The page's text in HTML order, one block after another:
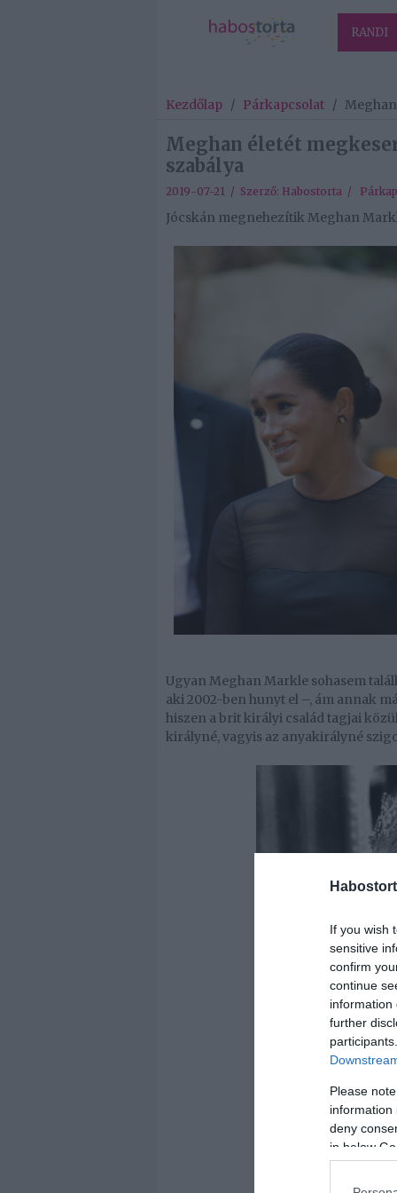
If you wish
sensitive
confirm
continue
information
further
Please
information
deny
in below
RANDI
Kezdőlap / Párkapcsolat /
Meghan életét
szabálya
2019-07-21 / Szerző: Habostorta /
Jócskán megnehezítik Meghan
Ugyan Meghan Markle sohasem
aki 2002-ben hunyt el –, ám annak
hiszen a brit királyi család tagjai
királyné, vagyis az anyakirályné